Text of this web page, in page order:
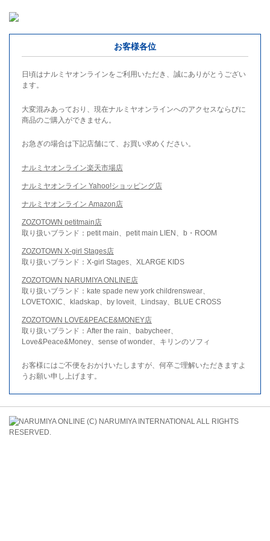
お客様各位
日頃はナルミヤオンラインをご利用いただき、誠にありがとうござい
ます。
大変混みあっており、現在ナルミヤオンラインへのアクセスならびに
商品のご購入ができません。
お急ぎの場合は下記店舗にて、お買い求めください。
ナルミヤオンライン楽天市場店
ナルミヤオンライン Yahoo!ショッピング店
ナルミヤオンライン Amazon店
ZOZOTOWN petitmain店
取り扱いブランド：petit main、petit main LIEN、b・ROOM
ZOZOTOWN X-girl Stages店
取り扱いブランド：X-girl Stages、XLARGE KIDS
ZOZOTOWN NARUMIYA ONLINE店
取り扱いブランド：kate spade new york childrenswear、
LOVETOXIC、kladskap、by loveit、Lindsay、BLUE CROSS
ZOZOTOWN LOVE&PEACE&MONEY店
取り扱いブランド：After the rain、babycheer、
Love&Peace&Money、sense of wonder、キリンのソフィ
お客様にはご不便をおかけいたしますが、何卒ご理解いただきますよ
うお願い申し上げます。